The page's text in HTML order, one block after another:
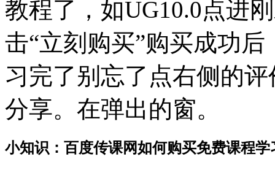
教程了，如UG10.0点进
击“立刻购买”购买成功
习完了别忘了点右侧的
分享。在弹出的窗。
小知识：百度传课网如何购买免费课程学